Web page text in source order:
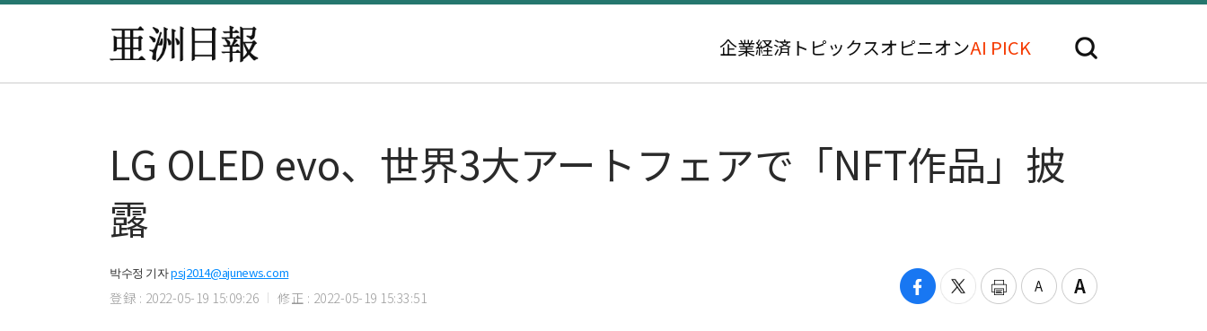
企業経済 トピックスオピニオンAI PICK
LG OLED evo、世界3大アートフェアで「NFT作品」披
露
박수정 기자psj2014@ajunews.com
登録 : 2022-05-19 15:09:26 修正 : 2022-05-19 15:33:51